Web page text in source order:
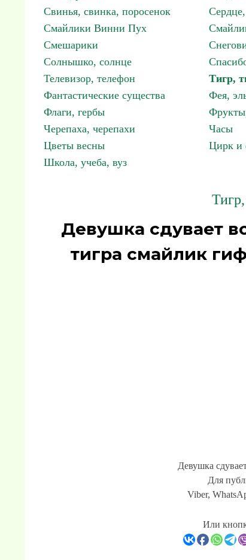
Свинья, свинка, поросенок
Смайлики Винни Пух
Смешарики
Солнышко, солнце
Телевизор, телефон
Тигр,
Фантастические существа
Фея,
Флаги, гербы
Черепаха, черепахи
Часы
Цветы весны
Цирк и
Школа, учеба, вуз
Девушка сдувает
тигра смайлик
Девушка
Для
Viber,
Или